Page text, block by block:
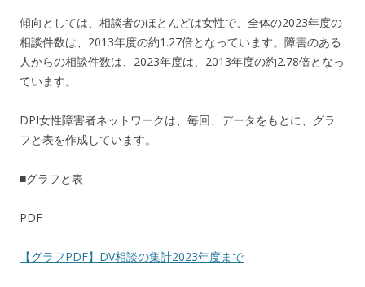
傾向としては、相談者のほとんどは女性で、全体の2023年度の
相談件数は、2013年度の約1.27倍となっています。障害のある
人からの相談件数は、2023年度は、2013年度の約2.78倍となっ
ています。
DPI女性障害者ネットワークは、毎回、データをもとに、グラ
フと表を作成しています。
■グラフと表
PDF
【グラフPDF】DV相談の集計2023年度まで